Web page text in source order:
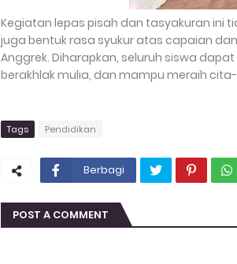
Kegiatan lepas pisah dan tasyakuran ini
juga bentuk rasa syukur atas capaian
Anggrek. Diharapkan, seluruh siswa
berakhlak mulia, dan mampu meraih
Tags Pendidikan
Berbagi
POST A COMMENT